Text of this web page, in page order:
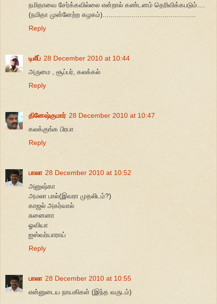
நமிதாவை சேர்க்கவில்லை என்றால் கண்டனம் தெரிவிக்கபடும்....
(நமிதா முன்னேற்ற கழகம்)................................................
Reply
டிலீப் 28 December 2010 at 10:44
அருமை , சூப்பர், கலக்கல்
Reply
தினேஷ்குமார் 28 December 2010 at 10:47
கலக்குங்க பிரபா
Reply
பாலா 28 December 2010 at 10:52
அனுஷ்கா
அமலா பால்(இவரா முதலிடம்?)
காஜல் அகர்வால்
சுனைனா
ஓவியா
ஐஸ்வர்யாராய்
Reply
பாலா 28 December 2010 at 10:55
என்னுடைய நாயகிகள் (இந்த வருடம்)